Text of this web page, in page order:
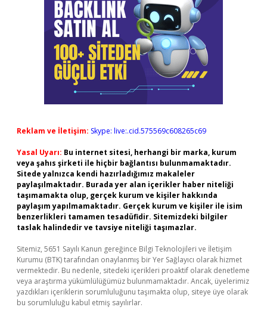
Reklam ve İletişim: Skype: live:.cid.575569c608265c69
Yasal Uyarı: Bu internet sitesi, herhangi bir marka, kurum
veya şahıs şirketi ile hiçbir bağlantısı bulunmamaktadır.
Sitede yalnızca kendi hazırladığımız makaleler
paylaşılmaktadır. Burada yer alan içerikler haber niteliği
taşımamakta olup, gerçek kurum ve kişiler hakkında
paylaşım yapılmamaktadır. Gerçek kurum ve kişiler ile isim
benzerlikleri tamamen tesadüfidir. Sitemizdeki bilgiler
taslak halindedir ve tavsiye niteliği taşımazlar.
Sitemiz, 5651 Sayılı Kanun gereğince Bilgi Teknolojileri ve İletişim
Kurumu (BTK) tarafından onaylanmış bir Yer Sağlayıcı olarak hizmet
vermektedir. Bu nedenle, sitedeki içerikleri proaktif olarak denetleme
veya araştırma yükümlülüğümüz bulunmamaktadır. Ancak, üyelerimiz
yazdıkları içeriklerin sorumluluğunu taşımakta olup, siteye üye olarak
bu sorumluluğu kabul etmiş sayılırlar.